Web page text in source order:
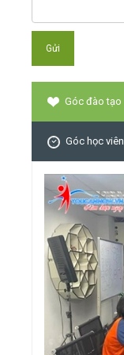
Góc đào tạo
Góc học viên